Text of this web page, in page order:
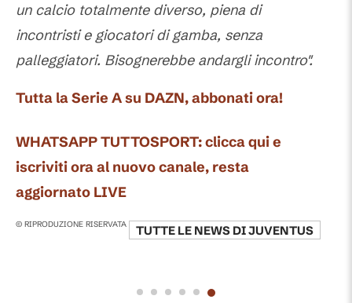
un calcio totalmente diverso, piena di
incontristi e giocatori di gamba, senza
palleggiatori. Bisognerebbe andargli incontro".
Tutta la Serie A su DAZN, abbonati ora!
WHATSAPP TUTTOSPORT: clicca qui e
iscriviti ora al nuovo canale, resta
aggiornato LIVE
© RIPRODUZIONE RISERVATA TUTTE LE NEWS DIJUVENTUS